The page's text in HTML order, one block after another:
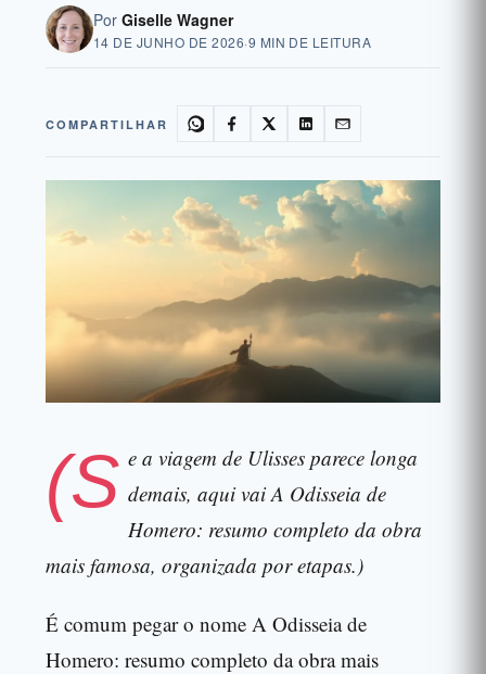
Por Giselle Wagner
14 DE JUNHO DE 2026·9 MIN DE LEITURA
COMPARTILHAR
(S e a viagem de Ulisses parece longa
demais, aqui vai A Odisseia de
Homero: resumo completo da obra
mais famosa, organizada por etapas.)
É comum pegar o nome A Odisseia de
Homero: resumo completo da obra mais